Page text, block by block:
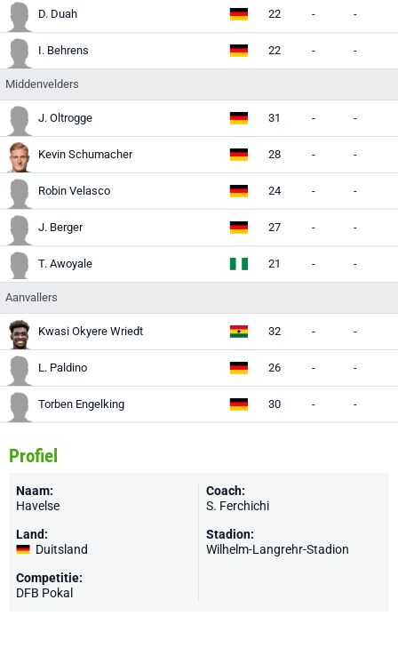
D. Duah 22 - -
I. Behrens 22 - -
Middenvelders
J. Oltrogge 31 - -
Kevin Schumacher 28 - -
Robin Velasco 24 - -
J. Berger 27 - -
T. Awoyale 21 - -
Aanvallers
Kwasi Okyere Wriedt 32 - -
L. Paldino 26 - -
Torben Engelking 30 - -
Profiel
Naam:
Havelse
Land:
Duitsland
Competitie:
DFB Pokal
Coach:
S. Ferchichi
Stadion:
Wilhelm-Langrehr-Stadion